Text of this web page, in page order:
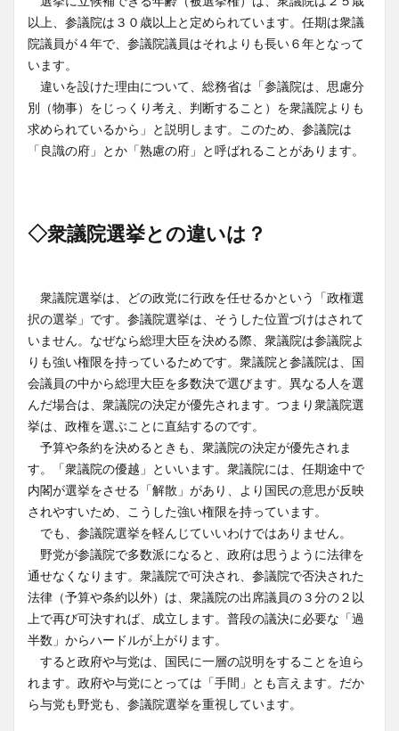
以上、参議院は３０歳以上と定められています。任期は衆議
院議員が４年で、参議院議員はそれよりも長い６年となって
います。
違いを設けた理由について、総務省は「参議院は、思慮分
別（物事）をじっくり考え、判断すること）を衆議院よりも
求められているから」と説明します。このため、参議院は
「良識の府」とか「熟慮の府」と呼ばれることがあります。
◇衆議院選挙との違いは？
衆議院選挙は、どの政党に行政を任せるかという「政権選
択の選挙」です。参議院選挙は、そうした位置づけはされて
いません。なぜなら総理大臣を決める際、衆議院は参議院よ
りも強い権限を持っているためです。衆議院と参議院は、国
会議員の中から総理大臣を多数決で選びます。異なる人を選
んだ場合は、衆議院の決定が優先されます。つまり衆議院選
挙は、政権を選ぶことに直結するのです。
予算や条約を決めるときも、衆議院の決定が優先されま
す。「衆議院の優越」といいます。衆議院には、任期途中で
内閣が選挙をさせる「解散」があり、より国民の意思が反映
されやすいため、こうした強い権限を持っています。
でも、参議院選挙を軽んじていいわけではありません。
野党が参議院で多数派になると、政府は思うように法律を
通せなくなります。衆議院で可決され、参議院で否決された
法律（予算や条約以外）は、衆議院の出席議員の３分の２以
上で再び可決すれば、成立します。普段の議決に必要な「過
半数」からハードルが上がります。
すると政府や与党は、国民に一層の説明をすることを迫ら
れます。政府や与党にとっては「手間」とも言えます。だか
ら与党も野党も、参議院選挙を重視しています。